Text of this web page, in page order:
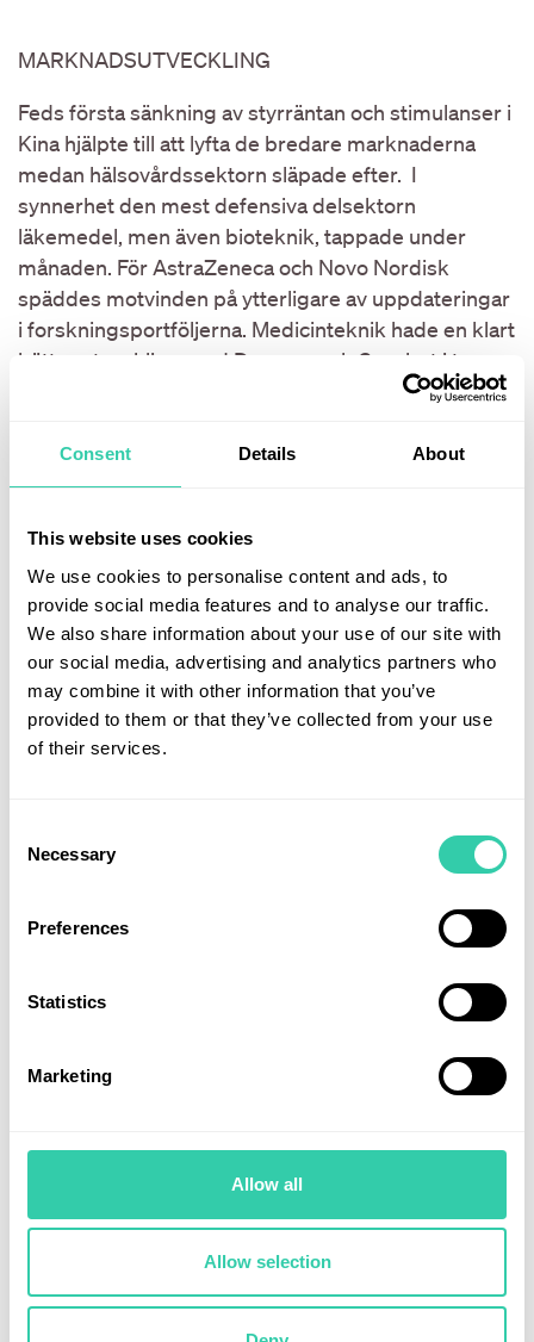
Consent Details About
This website uses cookies
We use cookies to personalise content and ads, to
provide social media features and to analyse our traffic.
We also share information about your use of our site with
our social media, advertising and analytics partners who
may combine it with other information that you’ve
provided to them or that they’ve collected from your use
of their services.
Selection
Necessary
Preferences
Statistics
Marketing
Allow all
Allow selection
MARKNADSUTVECKLING
Feds första sänkning av styrräntan och stimulanser i
Kina hjälpte till att lyfta de bredare marknaderna
medan hälsovårdssektorn släpade efter. I
synnerhet den mest defensiva delsektorn
läkemedel, men även bioteknik, tappade under
månaden. För AstraZeneca och Novo Nordisk
späddes motvinden på ytterligare av uppdateringar
i forskningsportföljerna. Medicinteknik hade en klart
bättre utveckling med Devyser och Guerbet i topp.
Den amerikanska 10-åringen handlades fortsatt
ytterligare något, vilket påverkade fondens
avkastning negativt.
Läs hela månadsbrevet här
Läs hela månadsrapporten här
Read the monthly letter in english here
02 juli 2026
29 juni